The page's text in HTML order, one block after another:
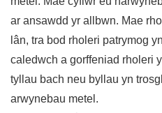
ar ansawdd yr allbwn. Mae
lân, tra bod rholeri patrymog
caledwch a gorffeniad rholeri
tyllau bach neu byllau yn
arwynebau metel.